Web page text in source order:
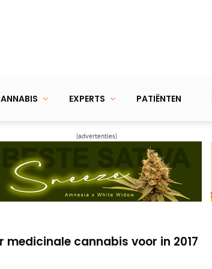
EXPERTS PATIËNTEN
(advertenties)
‘CBD is medicinaal en géén drug’
mediwiet van Tilray
‘CBD is medicinaal en géén drug’